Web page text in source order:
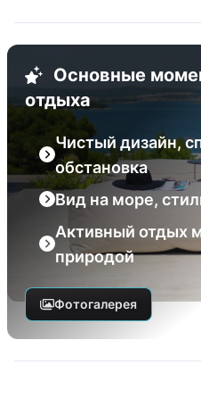
Основные
отдыха
Чистый дизайн,
обстановка
Вид на море,
Активный отдых
природой
Фотогалерея